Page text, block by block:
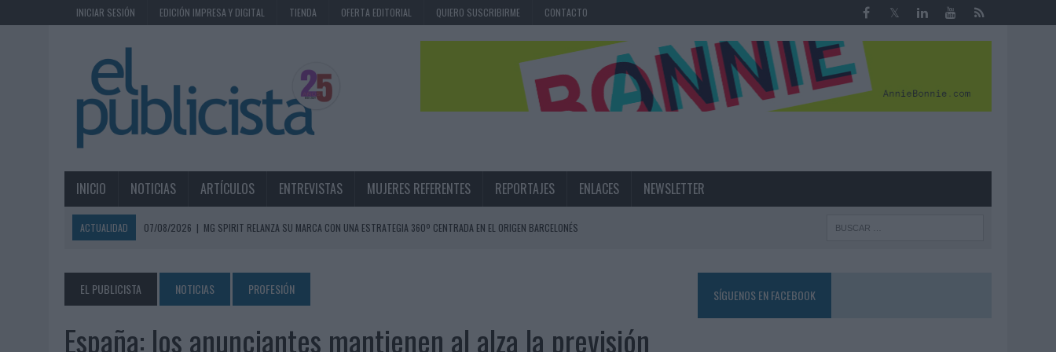
INICIAR SESIÓN EDICIÓN IMPRESA Y DIGITAL TIENDA OFERTA EDITORIAL QUIERO SUSCRIBIRME CONTACTO
INICIO NOTICIAS ARTÍCULOS ENTREVISTAS MUJERES REFERENTES REPORTAJES ENLACES NEWSLETTER
ACTUALIDAD 07/08/2026 | MG SPIRIT RELANZA SU MARCA CON UNA ESTRATEGIA 360º CENTRADA EN EL ORIGEN BARCELONÉS
EL VERANO PONE A PRUEBA LA ESTRATEGIA DIGITAL DE LAS MARCAS
07/08/2026 | VUELING CONVIERTE LOS RECUERDOS EN SOUVENIRS CON IA
07/08/2026
CUANDO SE APAGUE EL SOL, EL ECLIPSE DE 2026 PONDRÁ A PRUEBA LA CREATIVIDAD DE LAS MARCAS
EL PUBLICISTA NOTICIAS PROFESIÓN
España: los anunciantes mantienen al alza la previsión
SÍGUENOS EN FACEBOOK